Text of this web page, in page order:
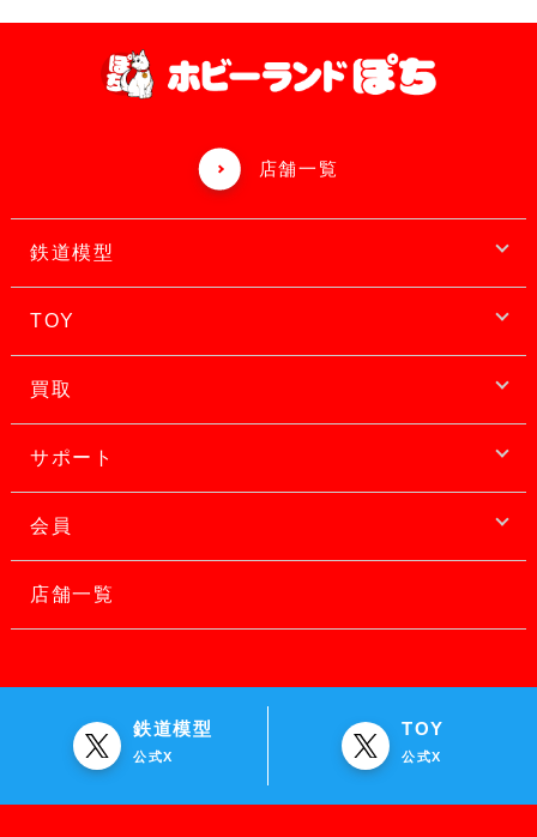
店舗一覧
鉄道模型
TOY
買取
サポート
会員
店舗一覧
鉄道模型
公式X
TOY
公式X